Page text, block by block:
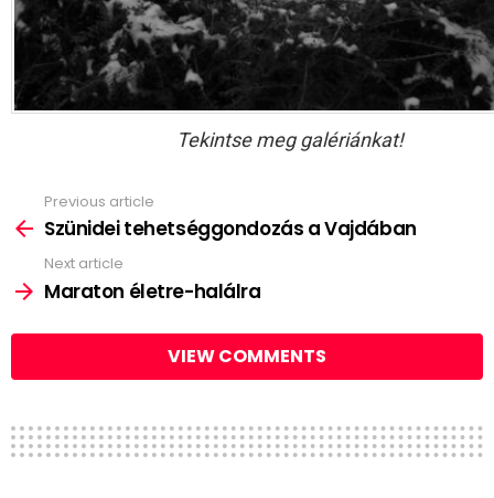
Tekintse meg galériánkat!
more
Previous article
Szünidei tehetséggondozás a Vajdában
Next article
Maraton életre-halálra
VIEW COMMENTS